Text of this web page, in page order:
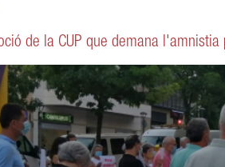
de la CUP que demana